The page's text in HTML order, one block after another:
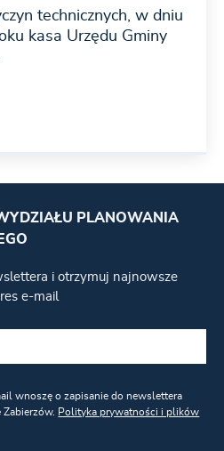
technicznych, w dniu
kasa Urzędu Gminy
PLANOWANIA
i otrzymuj najnowsze
e-mail
wnoszę o zapisanie do newslettera
Zabierzów. Polityka prywatności i plików